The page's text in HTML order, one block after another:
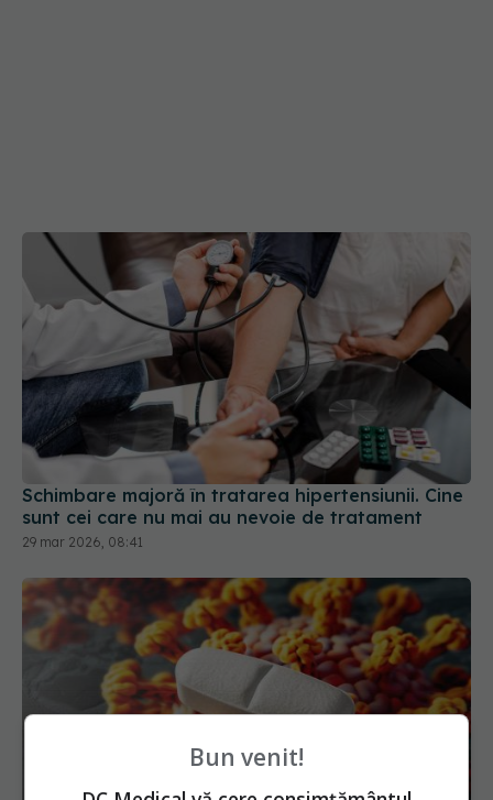
Schimbare majoră în tratarea hipertensiunii. Cine
sunt cei care nu mai au nevoie de tratament
29 mar 2026, 08:41
Bun venit!